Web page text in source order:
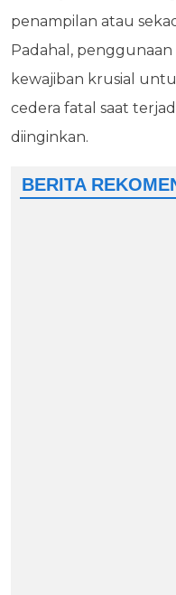
penampilan atau
Padahal,
kewajiban krusial
cedera fatal saat
diinginkan.